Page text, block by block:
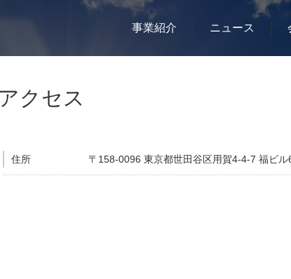
事業紹介 ニュース
アクセス
住所 〒158-0096 東京都世田谷区用賀4-4-7 福ビル